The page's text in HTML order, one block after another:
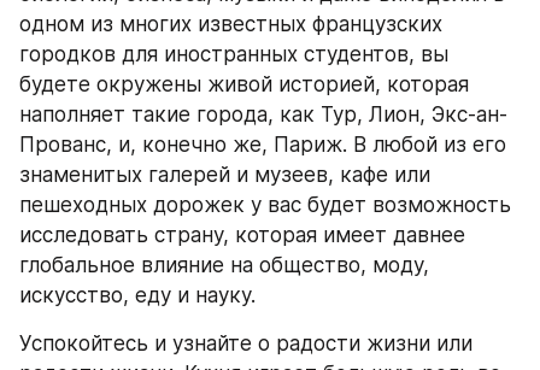
одном из многих известных французских
городков для иностранных студентов, вы
будете окружены живой историей, которая
наполняет такие города, как Тур, Лион, Экс-ан-
Прованс, и, конечно же, Париж. В любой из его
знаменитых галерей и музеев, кафе или
пешеходных дорожек у вас будет возможность
исследовать страну, которая имеет давнее
глобальное влияние на общество, моду,
искусство, еду и науку.
Успокойтесь и узнайте о радости жизни или